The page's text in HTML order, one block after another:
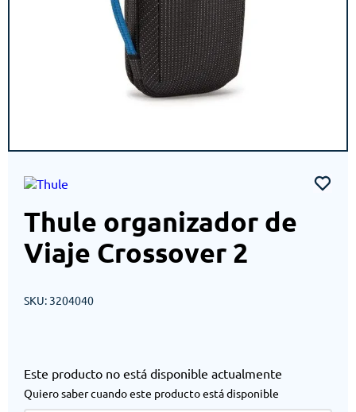
Thule organizador de
Viaje Crossover 2
SKU: 3204040
Este producto no está disponible actualmente
Quiero saber cuando este producto está disponible